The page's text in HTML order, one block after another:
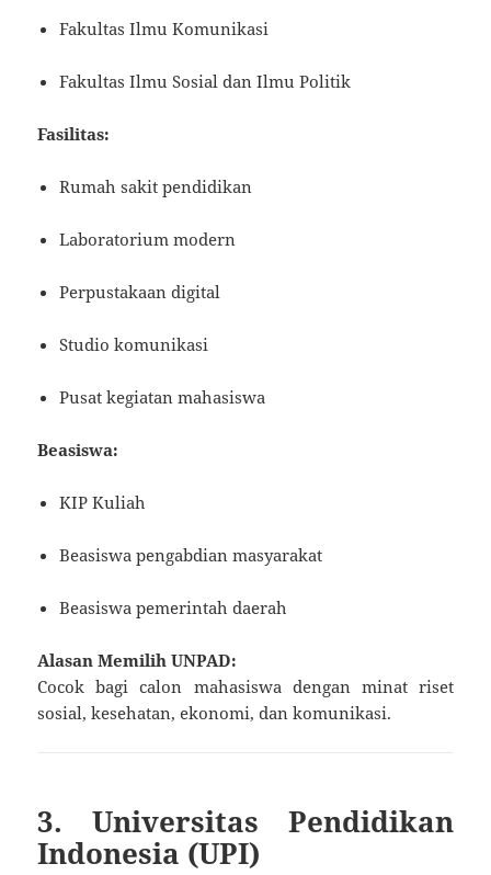
Fakultas Ilmu Komunikasi
Fakultas Ilmu Sosial dan Ilmu Politik
Fasilitas:
Rumah sakit pendidikan
Laboratorium modern
Perpustakaan digital
Studio komunikasi
Pusat kegiatan mahasiswa
Beasiswa:
KIP Kuliah
Beasiswa pengabdian masyarakat
Beasiswa pemerintah daerah
Alasan Memilih UNPAD:
Cocok bagi calon mahasiswa dengan minat riset
sosial, kesehatan, ekonomi, dan komunikasi.
3. Universitas Pendidikan
Indonesia (UPI)